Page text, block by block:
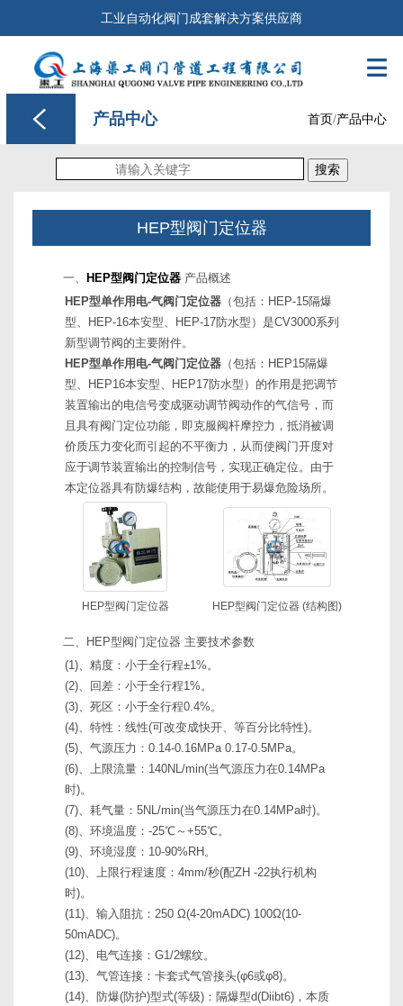
工业自动化阀门成套解决方案供应商

产品中心 首页/产品中心
搜索
HEP型阀门定位器
一、 HEP型阀门定位器产品概述
HEP型单作用电-气阀门定位器（包括：HEP-15隔爆
型、HEP-16本安型、HEP-17防水型）是CV3000系列
新型调节阀的主要附件。
HEP型单作用电-气阀门定位器（包括：HEP15隔爆
型、HEP16本安型、HEP17防水型）的作用是把调节
装置输出的电信号变成驱动调节阀动作的气信号，而
且具有阀门定位功能，即克服阀杆摩控力，抵消被调
价质压力变化而引起的不平衡力，从而使阀门开度对
应于调节装置输出的控制信号，实现正确定位。由于
本定位器具有防爆结构，故能使用于易爆危险场所。
HEP型阀门定位器 HEP型阀门定位器 (结构图)
二、HEP型阀门定位器 主要技术参数
(1)、精度：小于全行程±1%。
(2)、回差：小于全行程1%。
(3)、死区：小于全行程0.4%。
(4)、特性：线性(可改变成快开、等百分比特性)。
(5)、气源压力：0.14-0.16MPa 0.17-0.5MPa。
(6)、上限流量：140NL/min(当气源压力在0.14MPa
时)。
(7)、耗气量：5NL/min(当气源压力在0.14MPa时)。
(8)、环境温度：-25℃～+55℃。
(9)、环境湿度：10-90%RH。
(10)、上限行程速度：4mm/秒(配ZH -22执行机构
时)。
(11)、输入阻抗：250 Ω(4-20mADC) 100Ω(10-
50mADC)。
(12)、电气连接：G1/2螺纹。
(13)、气管连接：卡套式气管接头(φ6或φ8)。
(14)、防爆(防护)型式(等级)：隔爆型d(Diibt6)，本质